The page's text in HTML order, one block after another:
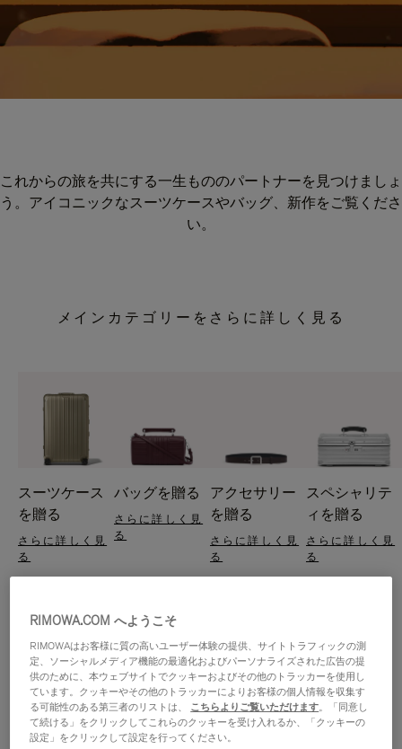
これからの旅を共にする一生もののパートナーを見つけましょ
う。アイコニックなスーツケースやバッグ、新作をご覧くださ
い。
メインカテゴリーをさらに詳しく見る
スーツケース
を贈る
さらに詳しく見
る
バッグを贈る
さらに詳しく見
る
アクセサリー
を贈る
さらに詳しく見
る
スペシャリテ
ィを贈る
さらに詳しく見
る
RIMOWA.COM へようこそ
RIMOWAはお客様に質の高いユーザー体験の提供、サイトトラフィックの測
定、ソーシャルメディア機能の最適化およびパーソナライズされた広告の提
供のために、本ウェブサイトでクッキーおよびその他のトラッカーを使用し
ています。クッキーやその他のトラッカーによりお客様の個人情報を収集す
る可能性のある第三者のリストは、 こちらよりご覧いただけます。「同意し
て続ける」をクリックしてこれらのクッキーを受け入れるか、「クッキーの
設定」をクリックして設定を行ってください。